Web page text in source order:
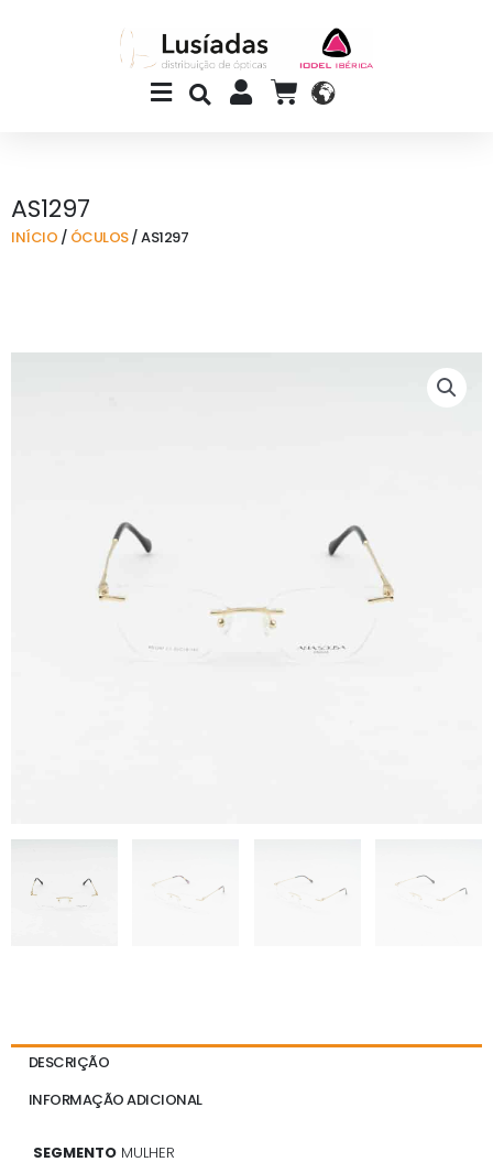
Main
Menu
CART
AS1297
INÍCIO / ÓCULOS/ AS1297
DESCRIÇÃO
INFORMAÇÃO ADICIONAL
SEGMENTO MULHER